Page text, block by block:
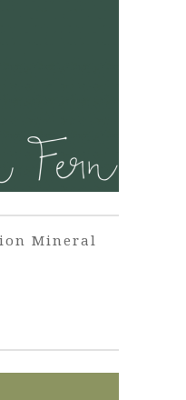
Mineral